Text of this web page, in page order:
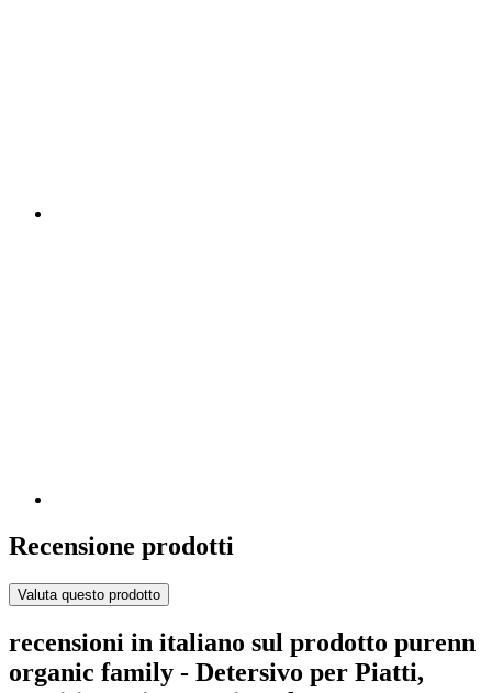
Recensione prodotti
Valuta questo prodotto
recensioni in italiano sul prodotto purenn
organic family - Detersivo per Piatti,